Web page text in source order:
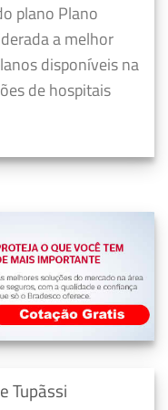
plano Plano
a melhor
disponíveis na
de hospitais
Tupãssi